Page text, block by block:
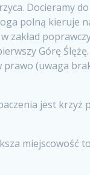
Docieramy
polną kieruje
zakład
Górę
(uwaga
jest krzyż
miejscowość